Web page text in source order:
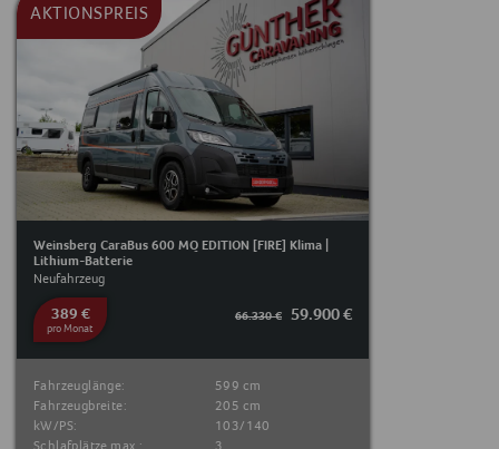
AKTIONSPREIS
Weinsberg CaraBus 600 MQ EDITION [FIRE] Klima |
Lithium-Batterie
Neufahrzeug
389 €
pro Monat
59.900 €
66.330 €
Fahrzeuglänge:
599 cm
Fahrzeugbreite:
205 cm
kW/PS:
103/140
Schlafplätze max.:
3